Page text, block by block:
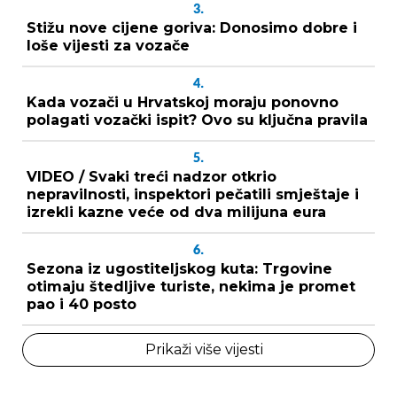
3.
Stižu nove cijene goriva: Donosimo dobre i
loše vijesti za vozače
4.
Kada vozači u Hrvatskoj moraju ponovno
polagati vozački ispit? Ovo su ključna pravila
5.
VIDEO / Svaki treći nadzor otkrio
nepravilnosti, inspektori pečatili smještaje i
izrekli kazne veće od dva milijuna eura
6.
Sezona iz ugostiteljskog kuta: Trgovine
otimaju štedljive turiste, nekima je promet
pao i 40 posto
Prikaži više vijesti